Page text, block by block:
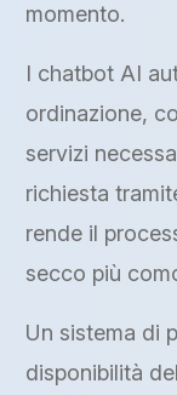
momento.
I chatbot AI
ordinazione,
servizi
richiesta
rende il
secco più
Un sistema di
disponibilità